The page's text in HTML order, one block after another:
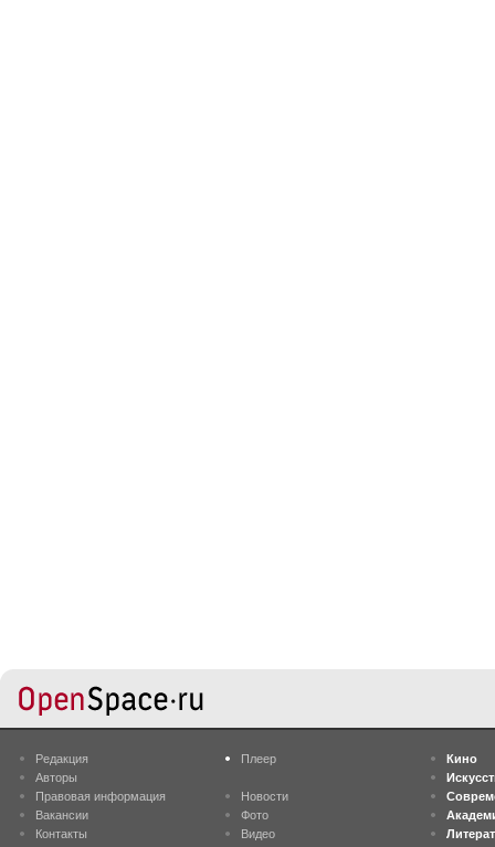
Редакция
Авторы
Правовая информация
Вакансии
Контакты
Плеер
Новости
Фото
Видео
Кино